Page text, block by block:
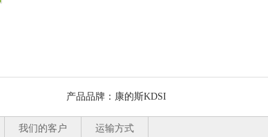
产品品牌： 康的斯KDSI
我们的客户 运输方式